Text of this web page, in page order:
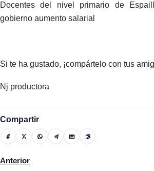
Docentes del nivel primario de
gobierno aumento salarial
Si te ha gustado, ¡compártelo con tus
Nj productora
Compartir
Artículo anterior: La Fundación Carlos
Anterior